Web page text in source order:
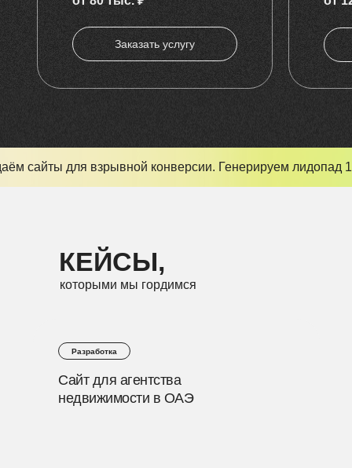
Заказать услугу
сайты для взрывной конверсии. Генерируем
КЕЙСЫ,
которыми мы гордимся
Сайт для агентства
недвижимости в ОАЭ
Разработка